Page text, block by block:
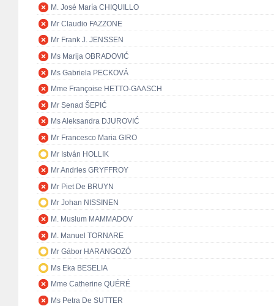
M. José María CHIQUILLO
Mr Claudio FAZZONE
Mr Frank J. JENSSEN
Ms Marija OBRADOVIĆ
Ms Gabriela PECKOVÁ
Mme Françoise HETTO-GAASCH
Mr Senad ŠEPIĆ
Ms Aleksandra DJUROVIĆ
Mr Francesco Maria GIRO
Mr István HOLLIK
Mr Andries GRYFFROY
Mr Piet De BRUYN
Mr Johan NISSINEN
M. Muslum MAMMADOV
M. Manuel TORNARE
Mr Gábor HARANGOZÓ
Ms Eka BESELIA
Mme Catherine QUÉRÉ
Ms Petra De SUTTER